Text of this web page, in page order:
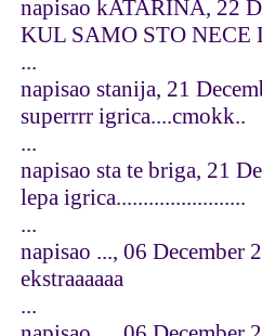
napisao kATARINA, 22
KUL SAMO STO
...
napisao stanija, 21
superrrr igrica....cmokk..
...
napisao sta te briga, 21
lepa igrica........................
...
napisao ..., 06 December
ekstraaaaaa
...